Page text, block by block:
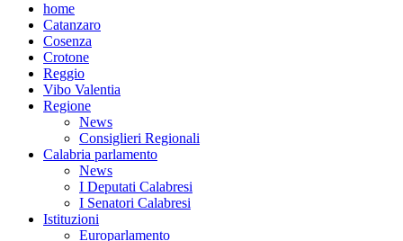
home
Catanzaro
Cosenza
Crotone
Reggio
Vibo Valentia
Regione
News
Consiglieri Regionali
Calabria parlamento
News
I Deputati Calabresi
I Senatori Calabresi
Istituzioni
Europarlamento